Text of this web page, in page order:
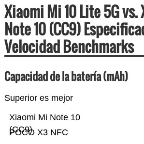
Xiaomi Mi 10 Lite 5G
Note 10 (CC9)
Velocidad Benchmarks
Capacidad de la batería (mAh)
Superior es mejor
POCO X3 NFC
Xiaomi Mi Note 10
(CC9)